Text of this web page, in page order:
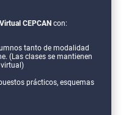
CEPCAN con:
tanto de modalidad
(Las clases se mantienen
prácticos, esquemas